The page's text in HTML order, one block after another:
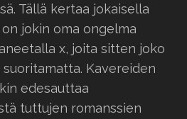
Tällä kertaa jokaisella
jokin oma ongelma
x, joita sitten joko
Kavereiden
edesauttaa
tuttujen romanssien